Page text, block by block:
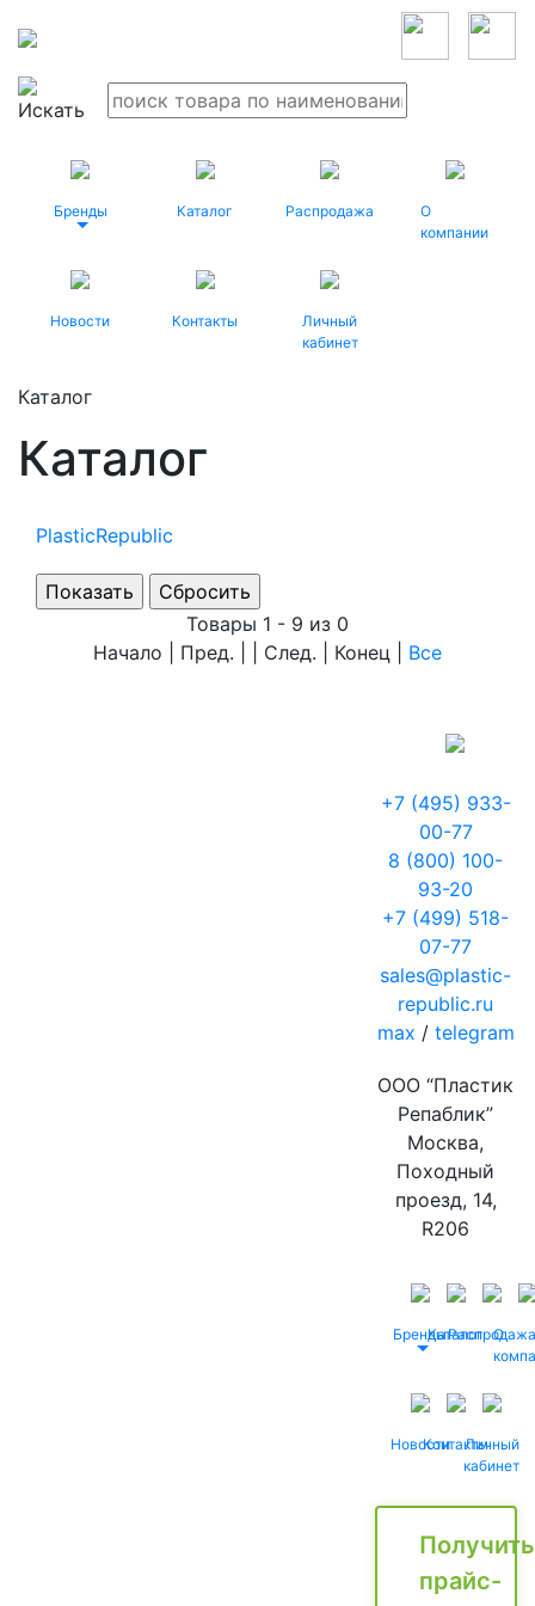
Бренды Каталог Распродажа
О
компании
Новости Контакты
Личный
кабинет
Каталог
Каталог
PlasticRepublic
Товары 1 - 9 из 0
Начало | Пред. | | След. | Конец
Все
+7 (495) 933-
00-77
8 (800) 100-
93-20
+7 (499) 518-
07-77
sales@plastic-
republic.ru
max / telegram
ООО “Пластик
Репаблик”
Москва,
Походный
проезд, 14,
R206
БрендыКаталог
Распродажа
О
НовостиКонтактыЛичный
кабинет
Получить
прайс-